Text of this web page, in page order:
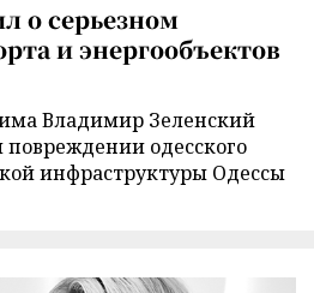
о серьезном
и энергообъектов
Владимир Зеленский
повреждении одесского
инфраструктуры Одессы